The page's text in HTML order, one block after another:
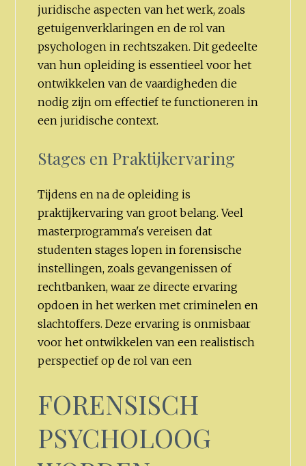
juridische aspecten van het werk, zoals
getuigenverklaringen en de rol van
psychologen in rechtszaken. Dit gedeelte
van hun opleiding is essentieel voor het
ontwikkelen van de vaardigheden die
nodig zijn om effectief te functioneren in
een juridische context.
Stages en Praktijkervaring
Tijdens en na de opleiding is
praktijkervaring van groot belang. Veel
masterprogramma's vereisen dat
studenten stages lopen in forensische
instellingen, zoals gevangenissen of
rechtbanken, waar ze directe ervaring
opdoen in het werken met criminelen en
slachtoffers. Deze ervaring is onmisbaar
voor het ontwikkelen van een realistisch
perspectief op de rol van een
FORENSISCH
PSYCHOLOOG